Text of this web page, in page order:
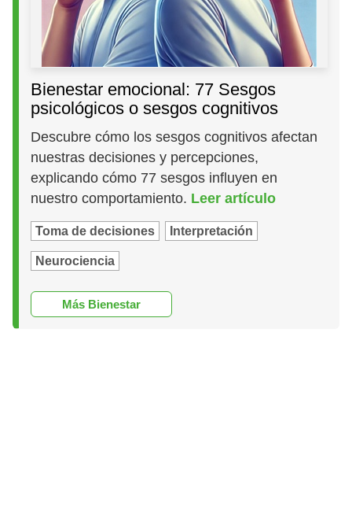
Bienestar emocional: 77 Sesgos
psicológicos o sesgos cognitivos
Descubre cómo los sesgos cognitivos afectan
nuestras decisiones y percepciones,
explicando cómo 77 sesgos influyen en
nuestro comportamiento. Leer artículo
Toma de decisiones Interpretación
Neurociencia
Más Bienestar